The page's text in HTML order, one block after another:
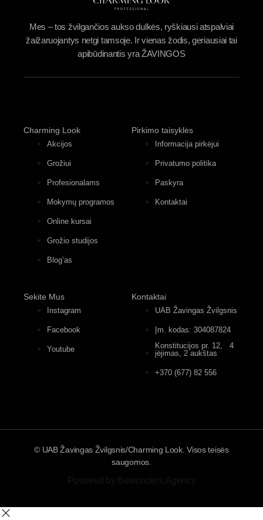
Mes – tos žvilgančios aukso dulkės, ryškiausi atspalviai
žaižaruojantys netgi tamsoje. Ir vienas žodis, geriausiai tai
apibūdinantis yra ŽAVINGOS
Charming Look
Akcijos
Grožiui
Profesionalams
Mokymų programos
Online kursai
Grožio studijos
Blog’as
Pirkimo taisyklės
Informacija pirkėjui
Privatumo politika
Paskyra
Kontaktai
Sekite Mus
Instagram
Facebook
Youtube
Kontaktai
UAB Žavingas Žvilgsnis
Įm. kodas: 304087824
Konstitucijos pr. 12, 4
įėjimas, 2 aukštas
+370 (677) 82 556
© UAB Žavingas Žvilgsnis/Charming Look. Visos teisės
saugomos.
Powered by Bewonders Agency